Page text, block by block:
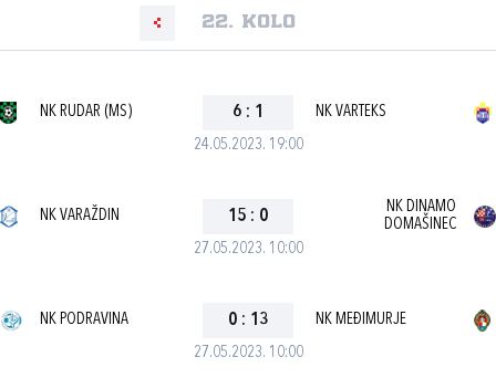
22. kolo
24.05.2023. 19:00
NK RUDAR (MS) 6 : 1 NK VARTEKS
27.05.2023. 10:00
NK VARAŽDIN 15 : 0
NK DINAMO
DOMAŠINEC
27.05.2023. 10:00
NK PODRAVINA 0 : 13 NK MEĐIMURJE